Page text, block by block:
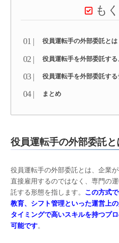
も
役員運転手の外部委託とは
役員運転手を外部委託する
役員運転手を外部委託する
まとめ
役員運転手の外部委託と
役員運転手の外部委託とは、企業
直接雇用するのではなく、専門の
託する形態を指します。 この方式
教育、シフト管理といった運営上
タイミングで高いスキルを持つプ
可能です。